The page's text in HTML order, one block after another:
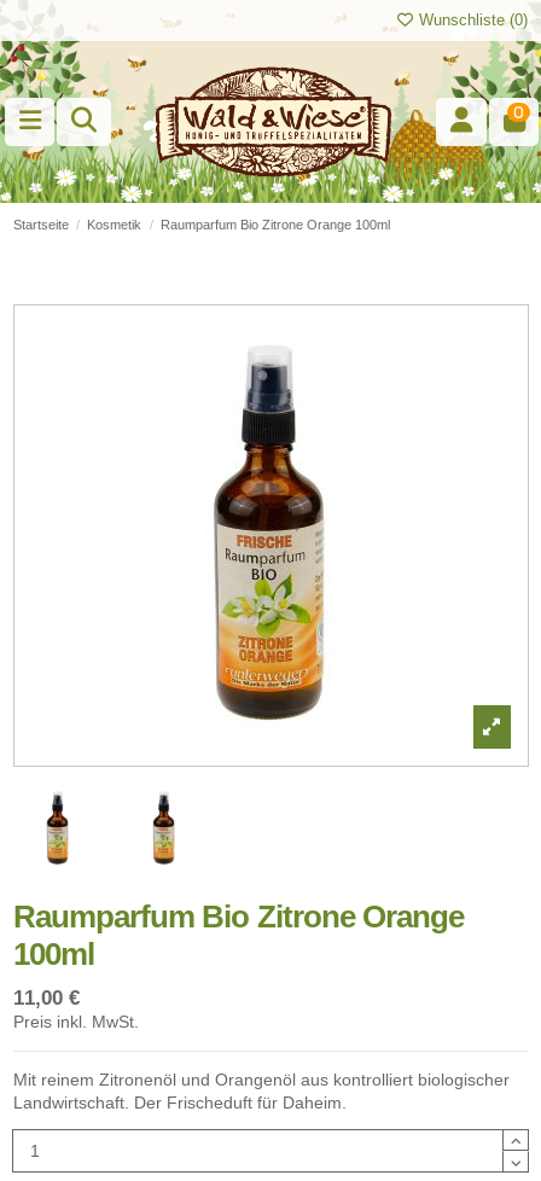
Wunschliste (0)
0
Startseite Kosmetik Raumparfum Bio Zitrone Orange 100ml
Raumparfum Bio Zitrone Orange
100ml
11,00 €
Preis inkl. MwSt.
Mit reinem Zitronenöl und Orangenöl aus kontrolliert biologischer
Landwirtschaft. Der Frischeduft für Daheim.